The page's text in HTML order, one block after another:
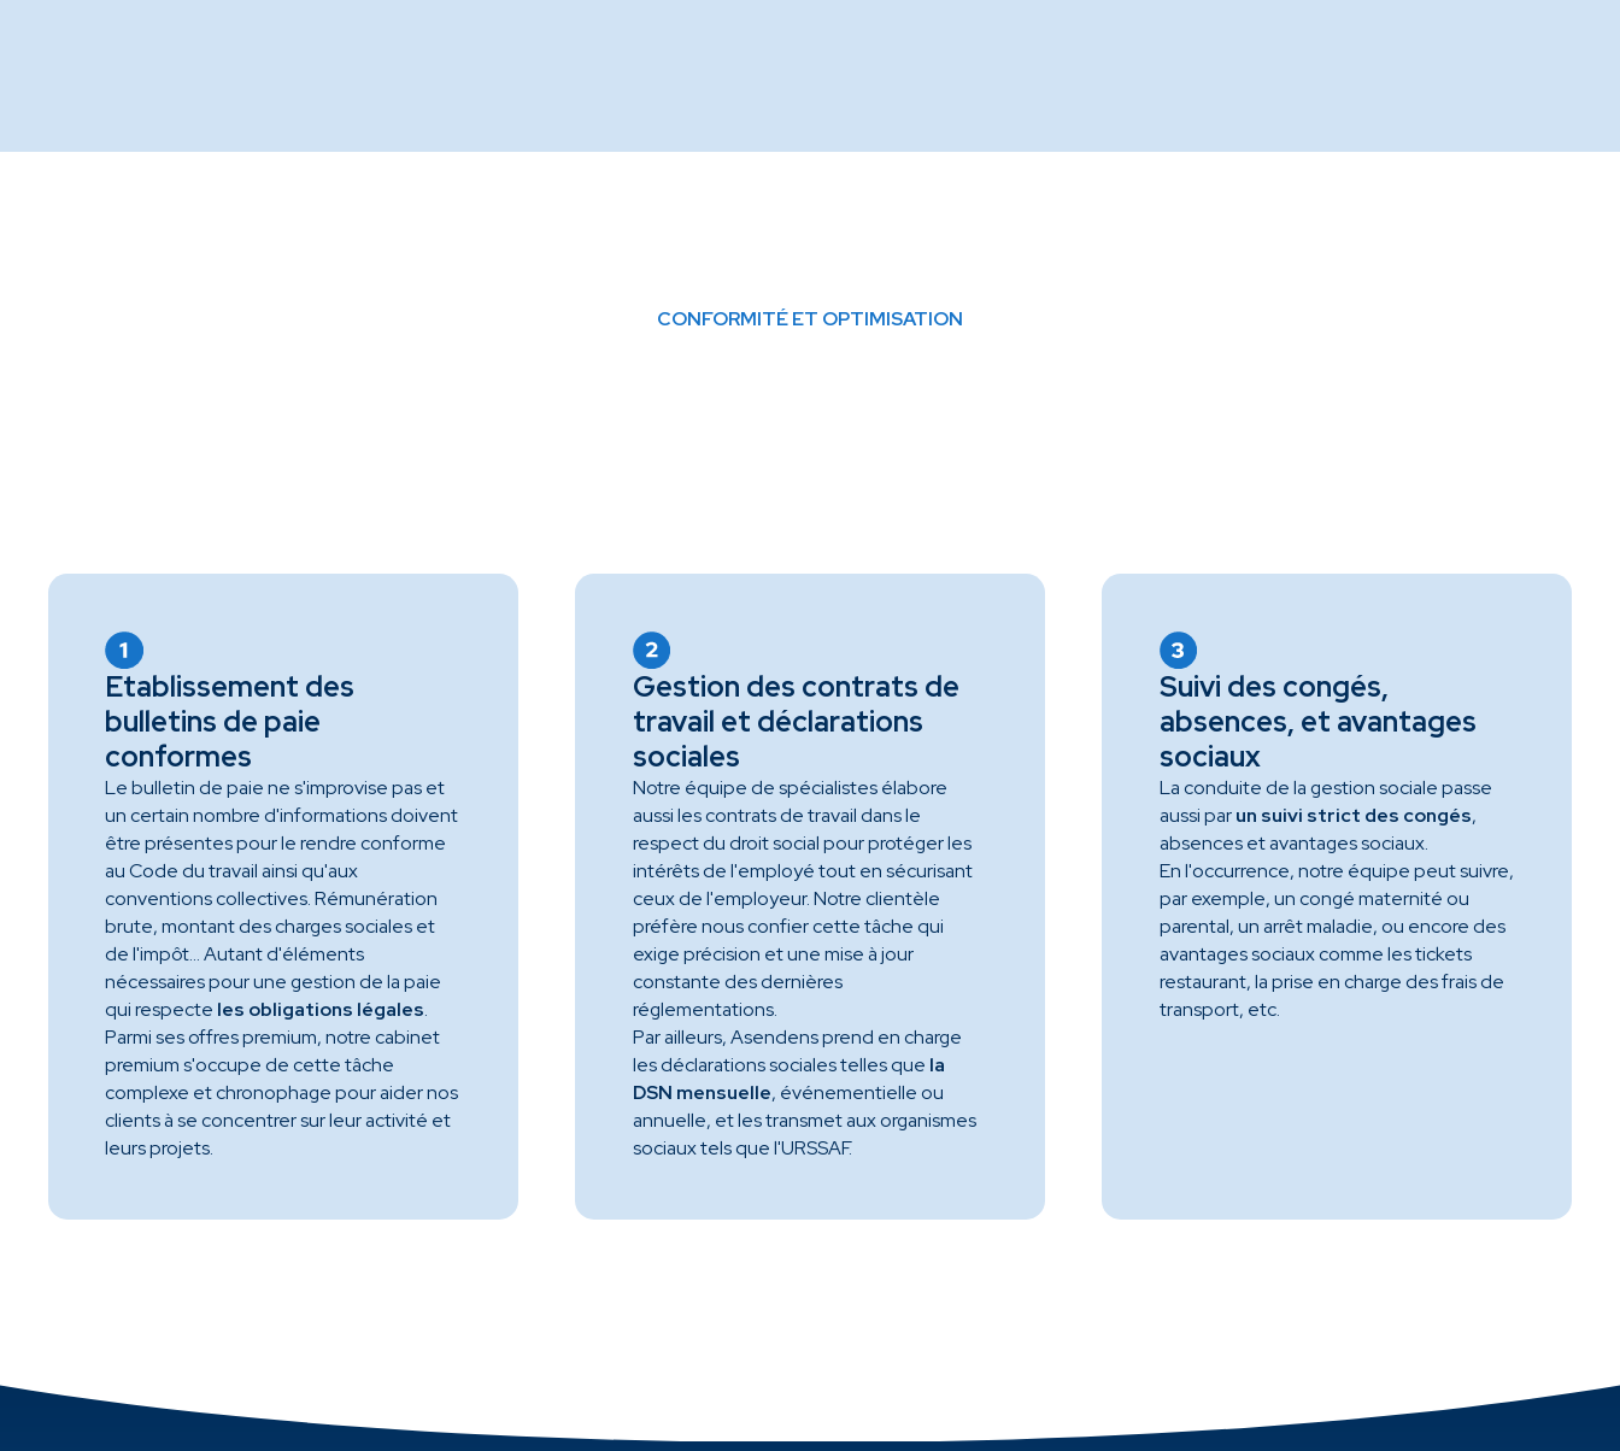
CONFORMITÉ ET OPTIMISATION
Etablissement des
bulletins de paie
conformes
Le bulletin de paie ne s'improvise pas et
un certain nombre d'informations doivent
être présentes pour le rendre conforme
au Code du travail ainsi qu'aux
conventions collectives. Rémunération
brute, montant des charges sociales et
de l'impôt… Autant d'éléments
nécessaires pour une gestion de la paie
qui respecte les obligations légales.
Parmi ses offres premium, notre cabinet
premium s'occupe de cette tâche
complexe et chronophage pour aider nos
clients à se concentrer sur leur activité et
leurs projets.
Gestion des contrats de
travail et déclarations
sociales
Notre équipe de spécialistes élabore
aussi les contrats de travail dans le
respect du droit social pour protéger les
intérêts de l'employé tout en sécurisant
ceux de l'employeur. Notre clientèle
préfère nous confier cette tâche qui
exige précision et une mise à jour
constante des dernières
réglementations.
Par ailleurs, Asendens prend en charge
les déclarations sociales telles que la
DSN mensuelle, événementielle ou
annuelle, et les transmet aux organismes
sociaux tels que l'URSSAF.
Suivi des congés,
absences, et avantages
sociaux
La conduite de la gestion sociale passe
aussi parun suivi strict des congés,
absences et avantages sociaux.
En l'occurrence, notre équipe peut suivre,
par exemple, un congé maternité ou
parental, un arrêt maladie, ou encore des
avantages sociaux comme les tickets
restaurant, la prise en charge des frais de
transport, etc.